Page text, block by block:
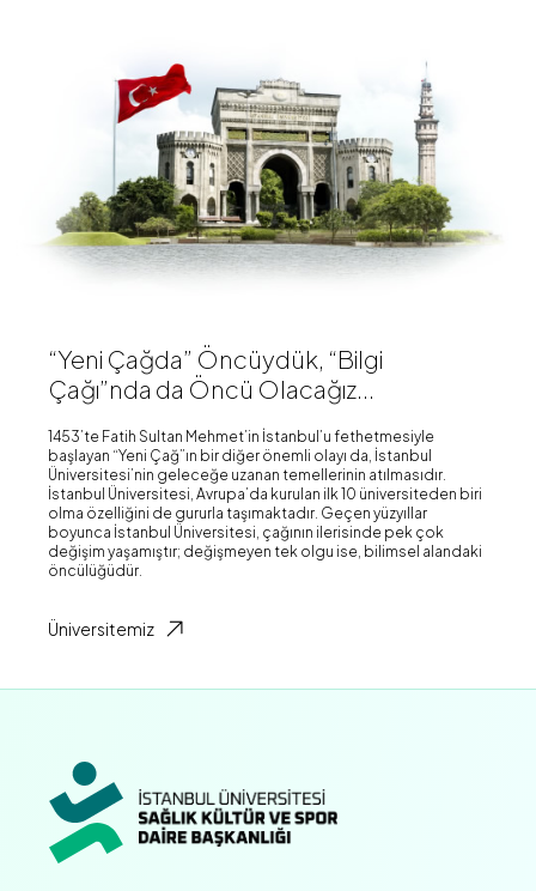
“Yeni Çağda” Öncüydük, “Bilgi
Çağı”nda da Öncü Olacağız...
1453’te Fatih Sultan Mehmet’in İstanbul’u fethetmesiyle
başlayan “Yeni Çağ”ın bir diğer önemli olayı da, İstanbul
Üniversitesi’nin geleceğe uzanan temellerinin atılmasıdır.
İstanbul Üniversitesi, Avrupa’da kurulan ilk 10 üniversiteden biri
olma özelliğini de gururla taşımaktadır. Geçen yüzyıllar
boyunca İstanbul Üniversitesi, çağının ilerisinde pek çok
değişim yaşamıştır; değişmeyen tek olgu ise, bilimsel alandaki
öncülüğüdür.
Üniversitemiz